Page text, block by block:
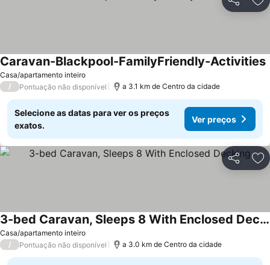
Partilhar
Casa/apartamento inteiro
Caravan-Blackpool-FamilyFriendly-Activities
/ Pontuação não disponível a 3.1 km de Centro da cidade
Selecione as datas para ver os preços
exatos.
Ver preços
Partilhar
Casa/apartamento inteiro
3-bed Caravan, Sleeps 8 With Enclosed Decking
/ Pontuação não disponível a 3.0 km de Centro da cidade